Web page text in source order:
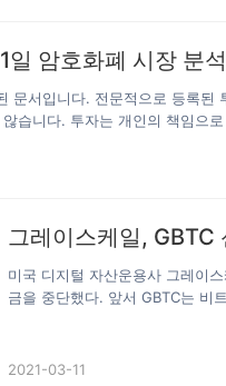
암호화폐 시장 분석
문서입니다. 전문적으로 등록
습니다. 투자는 개인의 책임으
트코인(Bitcoin, BTC)은 강세
그레이스케일, GBTC
미국 디지털 자산운용사 그레이
금을 중단했다. 앞서 GBTC는 비
되고 있다. 그레이스케일의 또다
2021-03-11